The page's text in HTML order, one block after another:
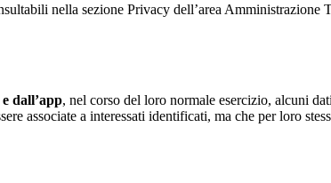
nella sezione Privacy dell’area Amministrazione
dall’app, nel corso del loro normale esercizio, alcuni
associate a interessati identificati, ma che per loro